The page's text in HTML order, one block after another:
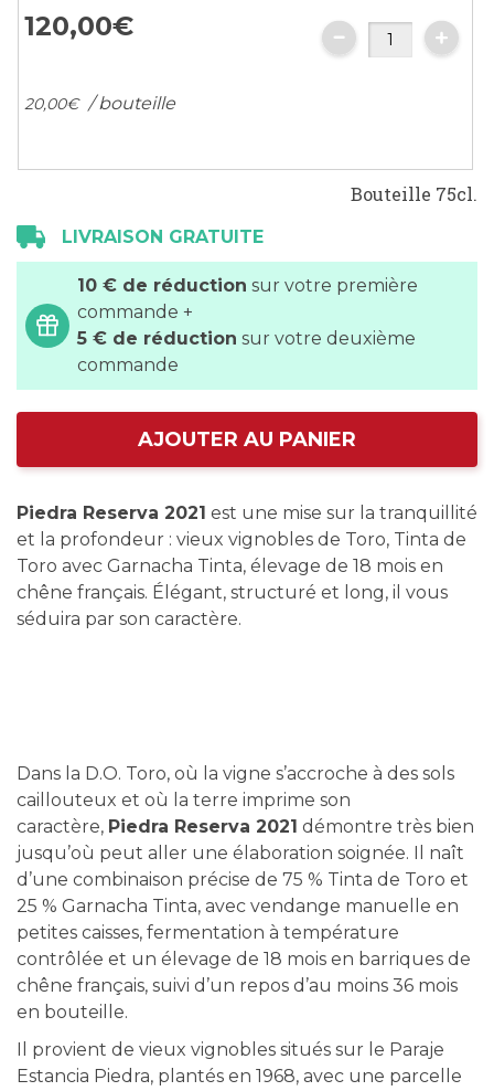
images
gallery
120,00€
20,00€ / bouteille
Bouteille 75cl.
LIVRAISON GRATUITE
10 € de réduction sur votre première
commande +
5 € de réduction sur votre deuxième
commande
AJOUTER AU PANIER
Piedra Reserva 2021 est une mise sur la tranquillité
et la profondeur : vieux vignobles de Toro, Tinta de
Toro avec Garnacha Tinta, élevage de 18 mois en
chêne français. Élégant, structuré et long, il vous
séduira par son caractère.
Dans la D.O. Toro, où la vigne s’accroche à des sols
caillouteux et où la terre imprime son
caractère, Piedra Reserva 2021 démontre très bien
jusqu’où peut aller une élaboration soignée. Il naît
d’une combinaison précise de 75 % Tinta de Toro et
25 % Garnacha Tinta, avec vendange manuelle en
petites caisses, fermentation à température
contrôlée et un élevage de 18 mois en barriques de
chêne français, suivi d’un repos d’au moins 36 mois
en bouteille.
Il provient de vieux vignobles situés sur le Paraje
Estancia Piedra, plantés en 1968, avec une parcelle